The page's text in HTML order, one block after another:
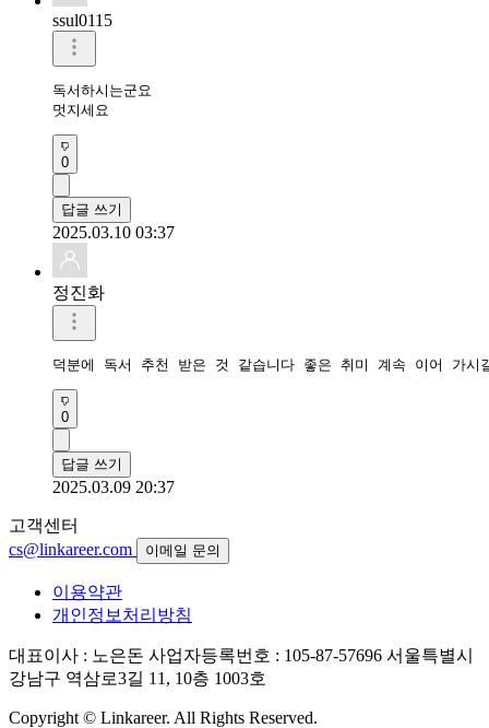
ssul0115
독서하시는군요
멋지세요
0
답글 쓰기
2025.03.10 03:37
정진화
덕분에 독서 추천 받은 것 같습니다 좋은 취미 계속 이어 가
0
답글 쓰기
2025.03.09 20:37
고객센터
cs@linkareer.com
이메일 문의
이용약관
개인정보처리방침
대표이사 : 노은돈 사업자등록번호 : 105-87-57696 서울특별시
강남구 역삼로3길 11, 10층 1003호
Copyright © Linkareer. All Rights Reserved.